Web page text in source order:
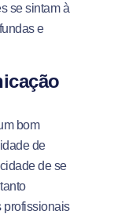
se sintam à
e
bom
de
de se
profissionais